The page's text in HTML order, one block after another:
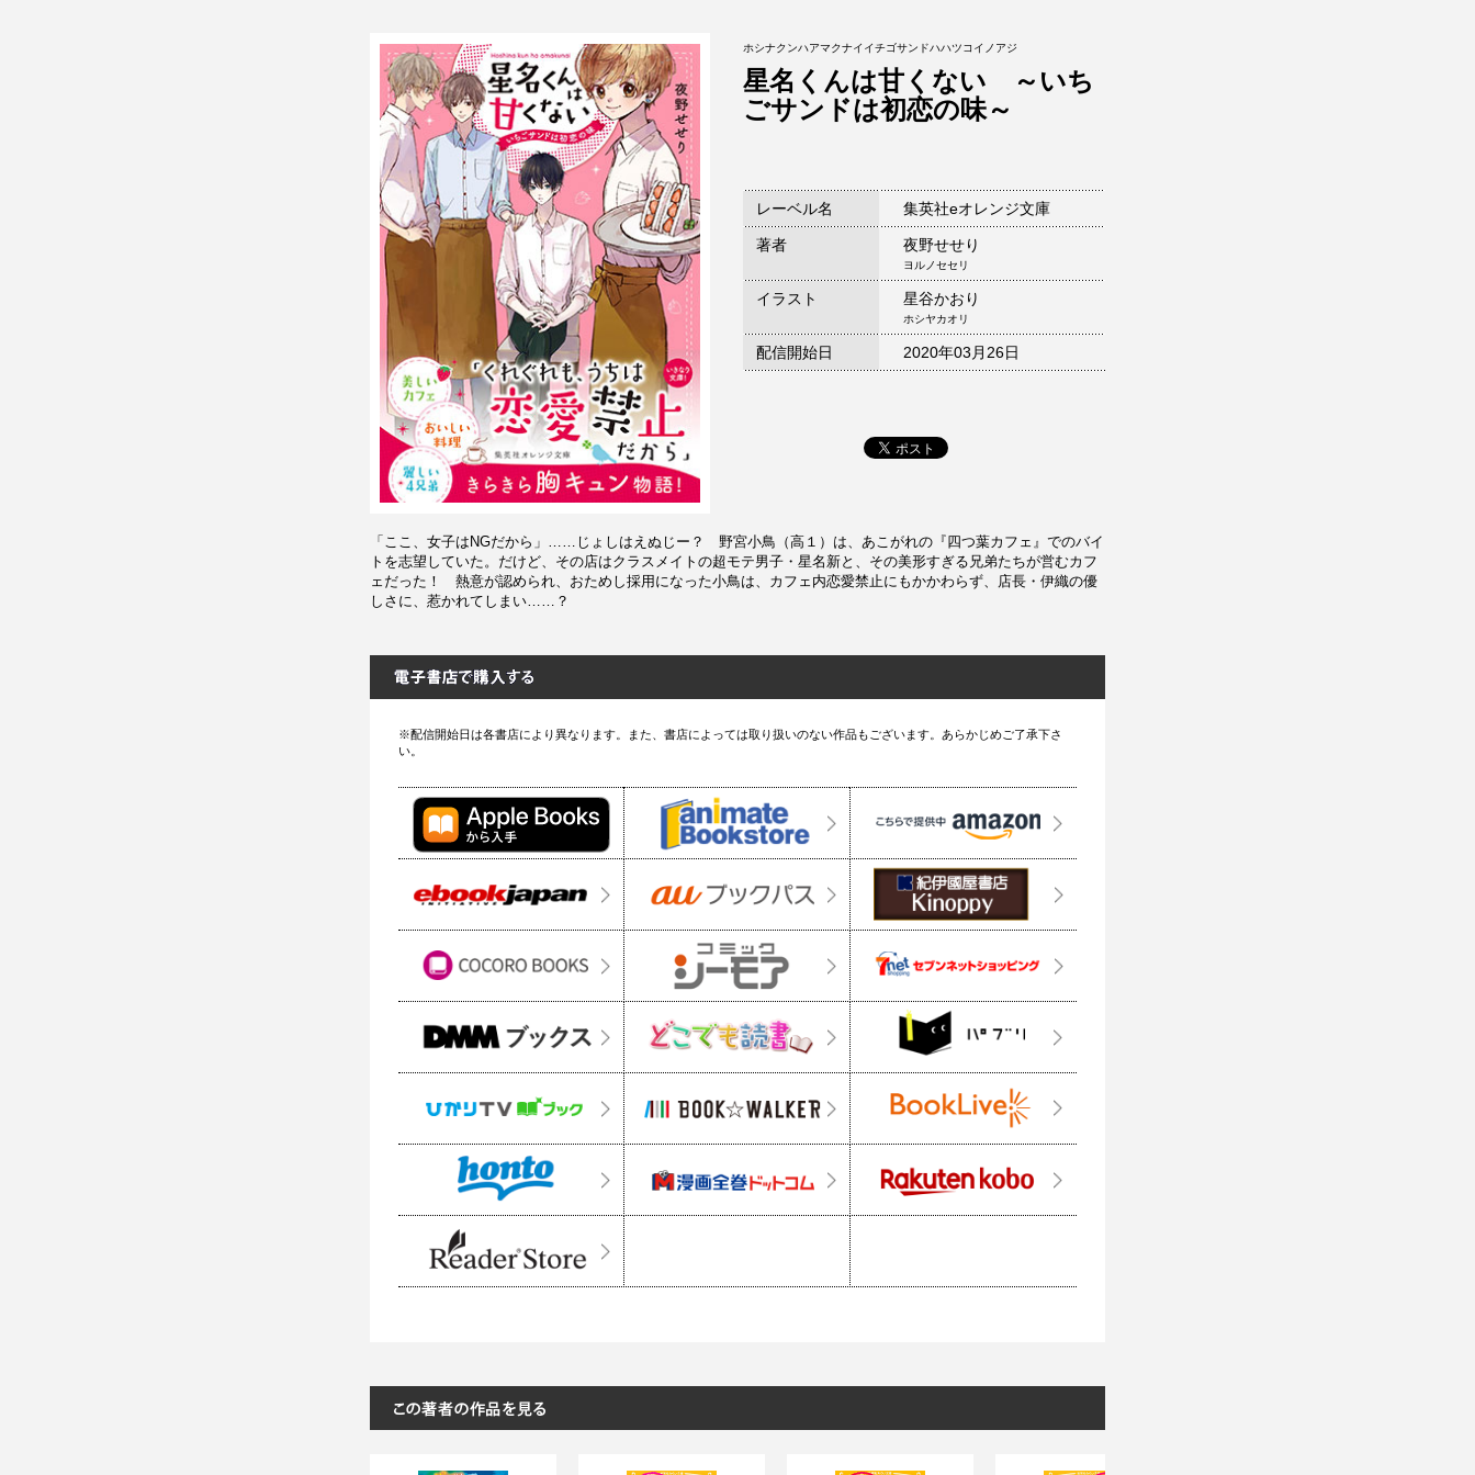
ホシナクンハアマクナイイチゴサンドハハツコイノアジ
星名くんは甘くない ～いち
ごサンドは初恋の味～
レーベル名 集英社eオレンジ文庫
著者 夜野せせり
ヨルノセセリ
イラスト 星谷かおり
ホシヤカオリ
配信開始日 2020年03月26日
「ここ、女子はNGだから」……じょしはえぬじー？ 野宮小鳥（高１）は、あこがれの『四つ葉カフェ』でのバイ
トを志望していた。だけど、その店はクラスメイトの超モテ男子・星名新と、その美形すぎる兄弟たちが営むカフ
ェだった！ 熱意が認められ、おためし採用になった小鳥は、カフェ内恋愛禁止にもかかわらず、店長・伊織の優
しさに、惹かれてしまい……？
※配信開始日は各書店により異なります。また、書店によっては取り扱いのない作品もございます。あらかじめご了承下さ
い。